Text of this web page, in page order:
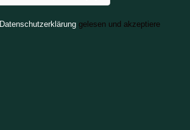
Datenschutzerklärung gelesen und akzeptiere